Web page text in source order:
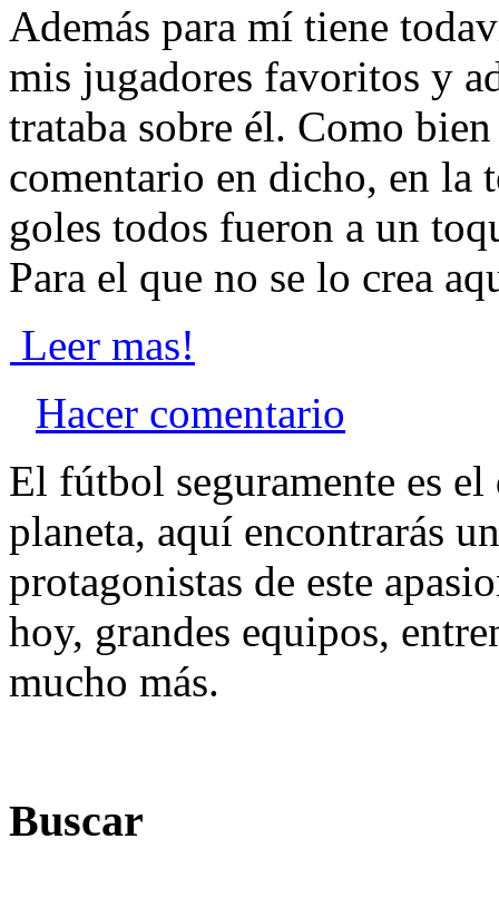
Además para mí tiene
mis jugadores favoritos y
trataba sobre él. Como
comentario en dicho, en la
goles todos fueron a un
Para el que no se lo crea
Leer mas!
Hacer comentario
El fútbol seguramente es
planeta, aquí encontrarás
protagonistas de este
hoy, grandes equipos,
mucho más.
Buscar